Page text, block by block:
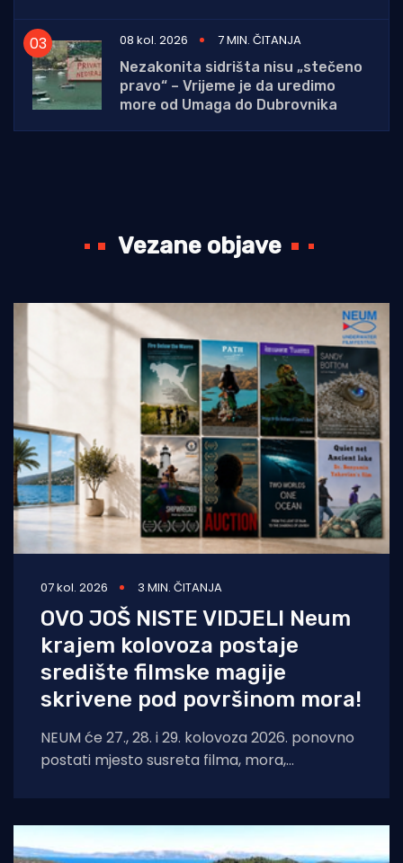
08 kol. 2026
7 MIN. ČITANJA
Nezakonita sidrišta nisu „stečeno
pravo“ – Vrijeme je da uredimo
more od Umaga do Dubrovnika
Vezane objave
07 kol. 2026 3 MIN. ČITANJA
OVO JOŠ NISTE VIDJELI Neum
krajem kolovoza postaje
središte filmske magije
skrivene pod površinom mora!
NEUM će 27., 28. i 29. kolovoza 2026. ponovno
postati mjesto susreta filma, mora,